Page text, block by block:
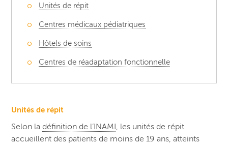
Unités de répit
Centres médicaux pédiatriques
Hôtels de soins
Centres de réadaptation fonctionnelle
Unités de répit
Selon ladéfinition de l’INAMI, les unités de répit
accueillent des patients de moins de 19 ans, atteints